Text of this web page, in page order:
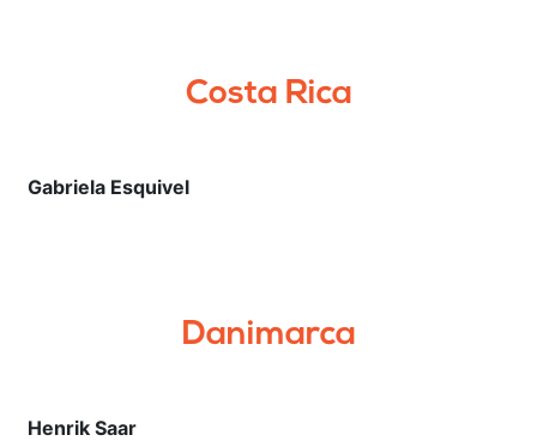
Costa Rica
Gabriela Esquivel
Danimarca
Henrik Saar